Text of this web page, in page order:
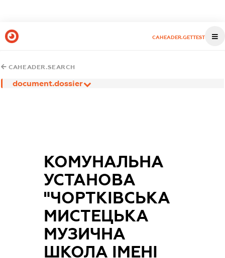
CAHEADER.GETTEST
CAHEADER.SEARCH
document.dossier
КОМУНАЛЬНА
УСТАНОВА
"ЧОРТКІВСЬКА
МИСТЕЦЬКА
МУЗИЧНА
ШКОЛА ІМЕНІ